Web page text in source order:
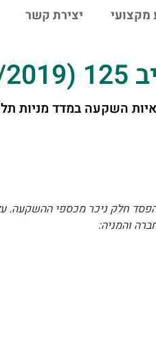
מקצועי יצירת קשר
השקעה במדד מניות תל
חלק ניכר מכספי ההשקעה.
והמניה: